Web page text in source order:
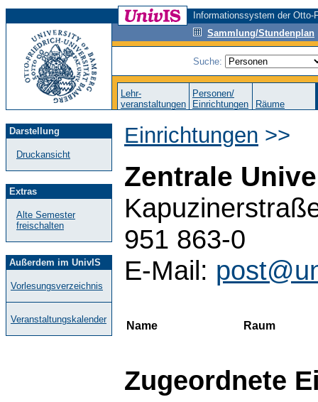
Informationssystem der
Sammlung/Stundenplan
Suche:
Lehr-
veranstaltungen
Personen/
Einrichtungen
Räume
Darstellung
Druckansicht
Extras
Alte Semester
freischalten
Außerdem im UnivIS
Vorlesungsverzeichnis
Veranstaltungskalender
Einrichtungen >>
Zentrale
951 863-0
E-Mail:
Name Raum
Zugeordnete